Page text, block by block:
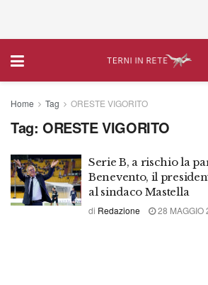
Home Tag ORESTE VIGORITO
Tag: ORESTE VIGORITO
Serie B, a rischio la
Benevento, il
al sindaco Mastella
di Redazione 28 MAGGIO